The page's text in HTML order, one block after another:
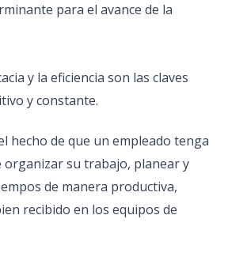
para el avance de la
y la eficiencia son las claves
y constante.
hecho de que un empleado tenga
organizar su trabajo, planear y
de manera productiva,
recibido en los equipos de